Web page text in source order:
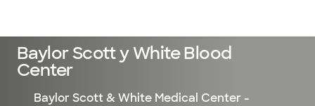
Baylor Scott y White Blood
Center
Baylor Scott & White Medical Center -